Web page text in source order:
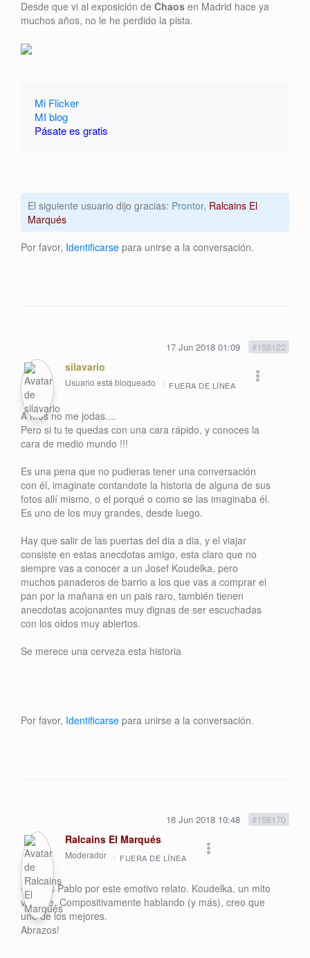
Desde que vi al exposición de Chaos en Madrid hace ya
muchos años, no le he perdido la pista.
Mi Flicker
MI blog
Pásate es gratis
El siguiente usuario dijo gracias: Prontor, Ralcains El
Marqués
Por favor, Identificarse para unirse a la conversación.
17 Jun 2018 01:09 #158122
silavario
Usuario está bloqueado FUERA DE LÍNEA
A mos no me jodas....
Pero si tu te quedas con una cara rápido, y conoces la
cara de medio mundo !!!
Es una pena que no pudieras tener una conversación
con él, imaginate contandote la historia de alguna de sus
fotos allí mismo, o el porqué o como se las imaginaba él.
Es uno de los muy grandes, desde luego.
Hay que salir de las puertas del dia a dia, y el viajar
consiste en estas anecdotas amigo, esta claro que no
siempre vas a conocer a un Josef Koudelka, pero
muchos panaderos de barrio a los que vas a comprar el
pan por la mañana en un pais raro, también tienen
anecdotas acojonantes muy dignas de ser escuchadas
con los oidos muy abiertos.
Se merece una cerveza esta historia
Por favor, Identificarse para unirse a la conversación.
18 Jun 2018 10:48 #158170
Ralcains El Marqués
Moderador FUERA DE LÍNEA
Gracias Pablo por este emotivo relato. Koudelka, un mito
viviente. Compositivamente hablando (y más), creo que
uno de los mejores.
Abrazos!